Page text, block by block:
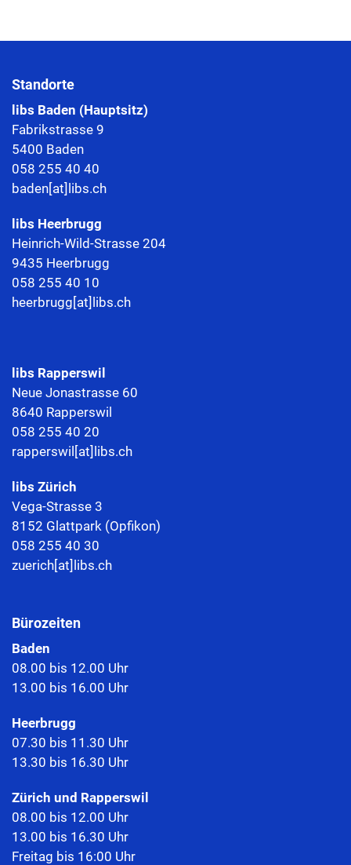
Standorte
libs Baden (Hauptsitz)
Fabrikstrasse 9
5400 Baden
058 255 40 40
baden[at]libs.ch
libs Heerbrugg
Heinrich-Wild-Strasse 204
9435 Heerbrugg
058 255 40 10
heerbrugg[at]libs.ch
libs Rapperswil
Neue Jonastrasse 60
8640 Rapperswil
058 255 40 20
rapperswil[at]libs.ch
libs Zürich
Vega-Strasse 3
8152 Glattpark (Opfikon)
058 255 40 30
zuerich[at]libs.ch
Bürozeiten
Baden
08.00 bis 12.00 Uhr
13.00 bis 16.00 Uhr
Heerbrugg
07.30 bis 11.30 Uhr
13.30 bis 16.30 Uhr
Zürich und Rapperswil
08.00 bis 12.00 Uhr
13.00 bis 16.30 Uhr
Freitag bis 16:00 Uhr